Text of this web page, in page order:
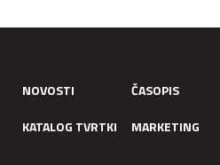
NOVOSTI ČASOPIS
KATALOG TVRTKI
MARKETING